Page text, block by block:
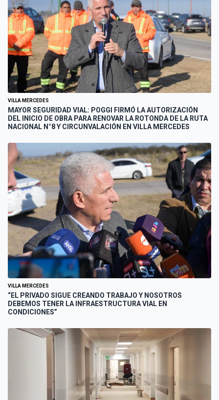
VILLA MERCEDES
MAYOR SEGURIDAD VIAL: POGGI FIRMÓ LA AUTORIZACIÓN
DEL INICIO DE OBRA PARA RENOVAR LA ROTONDA DE LA RUTA
NACIONAL N°8 Y CIRCUNVALACIÓN EN VILLA MERCEDES
VILLA MERCEDES
“EL PRIVADO SIGUE CREANDO TRABAJO Y NOSOTROS
DEBEMOS TENER LA INFRAESTRUCTURA VIAL EN
CONDICIONES”